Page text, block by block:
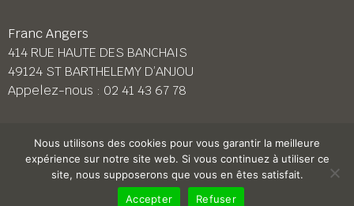
Franc Angers
414 RUE HAUTE DES BANCHAIS
49124 ST BARTHELEMY D’ANJOU
Appelez-nous : 02 41 43 67 78
Franc Le Mans
158 BD PIERRE LEFAUCHEUX
72230 ARNAGE
02 43 87 38 08
Nous utilisons des cookies pour vous garantir la meilleure
expérience sur notre site web. Si vous continuez à utiliser ce
site, nous supposerons que vous en êtes satisfait.
Accepter
Refuser